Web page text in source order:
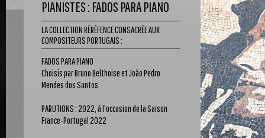
PIANISTES : FADOS PARA PIANO
LA COLLECTION RÉRÉFENCE CONSACRÉE AUX
COMPOSITEURS PORTUGAIS :
FADOS PARA PIANO
Choisis par Bruno Belthoise et João Pedro
Mendes dos Santos
PARUTIONS : 2022, à l'occasion de la Saison
France-Portugal 2022